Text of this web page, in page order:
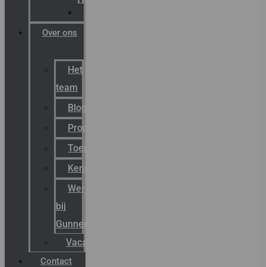
Over ons
Het
team
Blog
Productnieuws
Toepassingen
Kenniscentrum
Werken
bij
Gunneman
Vacatures
Contact